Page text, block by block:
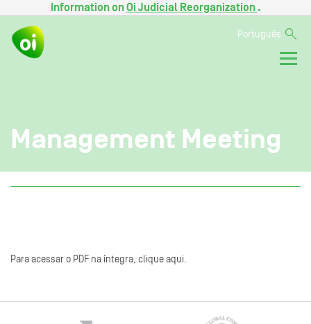
Information onOi Judicial Reorganization .
Português
Management Meeting
Para acessar o PDF na íntegra, clique aqui.